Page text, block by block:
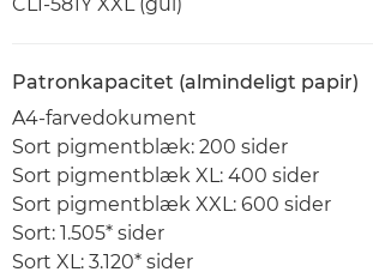
Patronkapacitet (almindeligt papir)
A4-farvedokument
Sort pigmentblæk: 200 sider
Sort pigmentblæk XL: 400 sider
Sort pigmentblæk XXL: 600 sider
Sort: 1.505* sider
Sort XL: 3.120* sider